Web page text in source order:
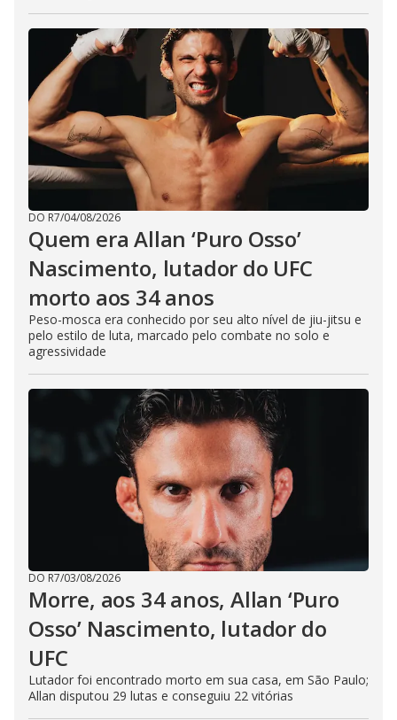
DO R7/04/08/2026
Quem era Allan ‘Puro Osso’
Nascimento, lutador do UFC
morto aos 34 anos
Peso-mosca era conhecido por seu alto nível de jiu-jitsu e
pelo estilo de luta, marcado pelo combate no solo e
agressividade
DO R7/03/08/2026
Morre, aos 34 anos, Allan ‘Puro
Osso’ Nascimento, lutador do
UFC
Lutador foi encontrado morto em sua casa, em São Paulo;
Allan disputou 29 lutas e conseguiu 22 vitórias